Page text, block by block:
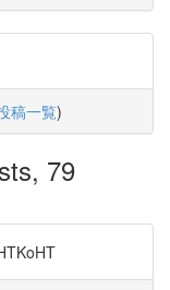
稿一覧)
79